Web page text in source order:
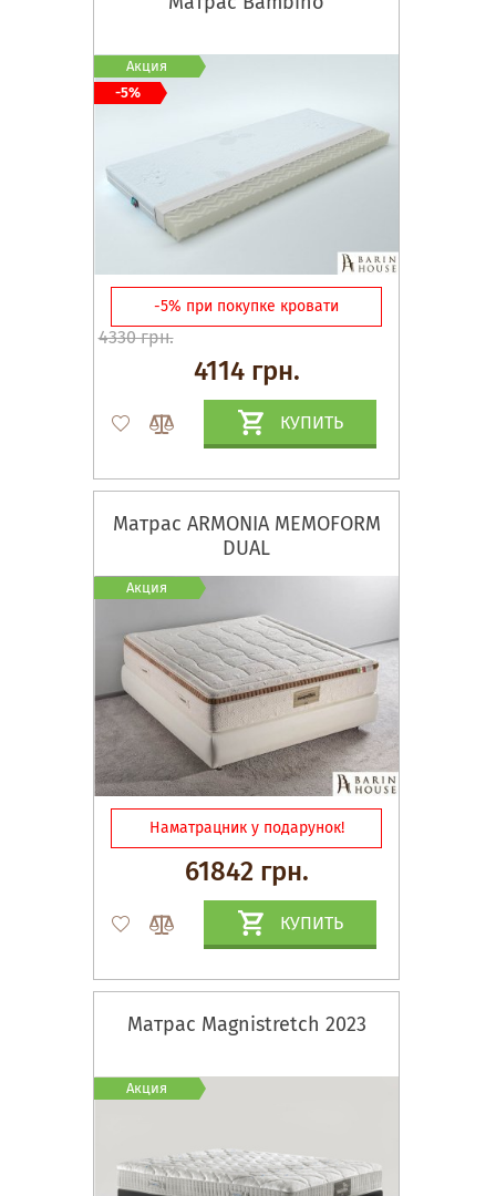
-5% при покупке кровати
4330 грн.
4114 грн.
КУПИТЬ
Акция
-5%
Матрас ARMONIA MEMOFORM
DUAL
Наматрацник у подарунок!
61842 грн.
КУПИТЬ
Акция
Матрас Magnistretch 2023
Акция